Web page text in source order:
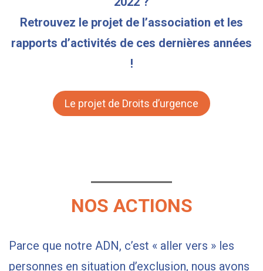
Retrouvez le projet de l’association et les
rapports d’activités de ces dernières années
!
Le projet de Droits d’urgence
NOS ACTIONS
Parce que notre ADN, c’est « aller vers » les
personnes en situation d’exclusion, nous avons